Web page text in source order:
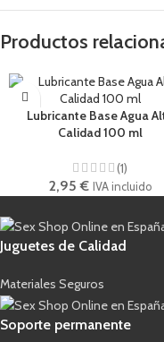
Productos
Lubricante Base Agua
Calidad 100 ml
(1)
2,95€ IVA incluido
Juguetes de Calidad
Materiales Seguros
Soporte permanente